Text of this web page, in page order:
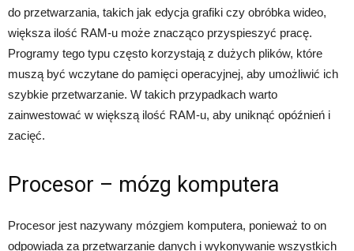
do przetwarzania, takich jak edycja grafiki czy obróbka wideo,
większa ilość RAM-u może znacząco przyspieszyć pracę.
Programy tego typu często korzystają z dużych plików, które
muszą być wczytane do pamięci operacyjnej, aby umożliwić ich
szybkie przetwarzanie. W takich przypadkach warto
zainwestować w większą ilość RAM-u, aby uniknąć opóźnień i
zacięć.
Procesor – mózg komputera
Procesor jest nazywany mózgiem komputera, ponieważ to on
odpowiada za przetwarzanie danych i wykonywanie wszystkich